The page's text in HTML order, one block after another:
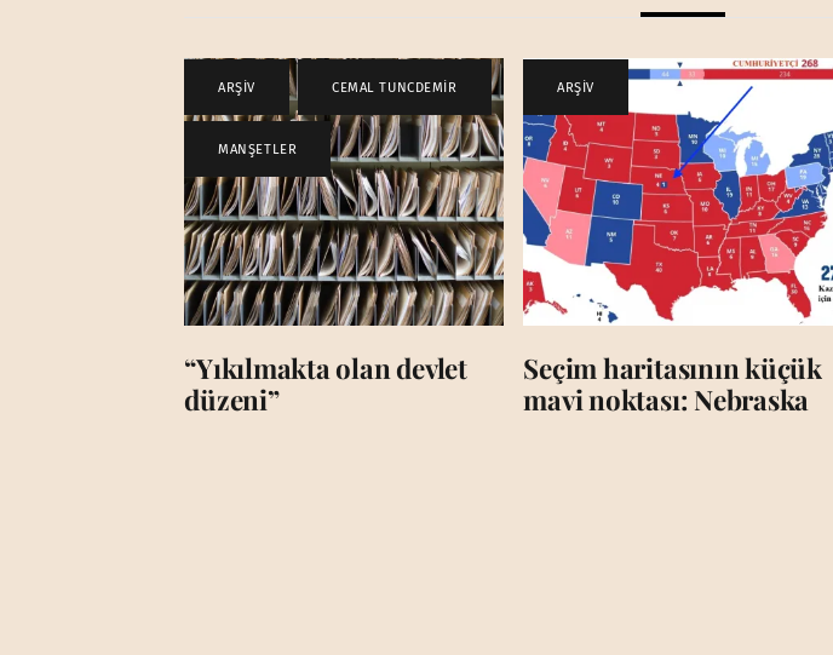
ARŞİV , CEMAL TUNCDEMİR ,
MANŞETLER
“Yıkılmakta olan devlet
düzeni”
ARŞİV
Seçim haritasının küçük
mavi noktası: Nebraska